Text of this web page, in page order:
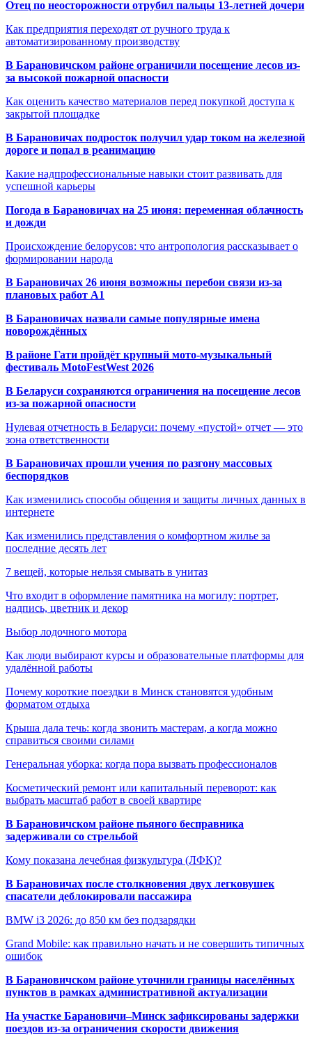
Отец по неосторожности отрубил пальцы 13-летней дочери
Как предприятия переходят от ручного труда к
автоматизированному производству
В Барановичском районе ограничили посещение лесов из-
за высокой пожарной опасности
Как оценить качество материалов перед покупкой доступа к
закрытой площадке
В Барановичах подросток получил удар током на железной
дороге и попал в реанимацию
Какие надпрофессиональные навыки стоит развивать для
успешной карьеры
Погода в Барановичах на 25 июня: переменная облачность
и дожди
Происхождение белорусов: что антропология рассказывает о
формировании народа
В Барановичах 26 июня возможны перебои связи из-за
плановых работ A1
В Барановичах назвали самые популярные имена
новорождённых
В районе Гати пройдёт крупный мото-музыкальный
фестиваль MotoFestWest 2026
В Беларуси сохраняются ограничения на посещение лесов
из-за пожарной опасности
Нулевая отчетность в Беларуси: почему «пустой» отчет — это
зона ответственности
В Барановичах прошли учения по разгону массовых
беспорядков
Как изменились способы общения и защиты личных данных в
интернете
Как изменились представления о комфортном жилье за
последние десять лет
7 вещей, которые нельзя смывать в унитаз
Что входит в оформление памятника на могилу: портрет,
надпись, цветник и декор
Выбор лодочного мотора
Как люди выбирают курсы и образовательные платформы для
удалённой работы
Почему короткие поездки в Минск становятся удобным
форматом отдыха
Крыша дала течь: когда звонить мастерам, а когда можно
справиться своими силами
Генеральная уборка: когда пора вызвать профессионалов
Косметический ремонт или капитальный переворот: как
выбрать масштаб работ в своей квартире
В Барановичском районе пьяного бесправника
задерживали со стрельбой
Кому показана лечебная физкультура (ЛФК)?
В Барановичах после столкновения двух легковушек
спасатели деблокировали пассажира
BMW i3 2026: до 850 км без подзарядки
Grand Mobile: как правильно начать и не совершить типичных
ошибок
В Барановичском районе уточнили границы населённых
пунктов в рамках административной актуализации
На участке Барановичи–Минск зафиксированы задержки
поездов из-за ограничения скорости движения